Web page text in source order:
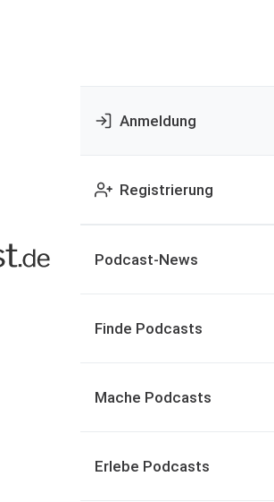
Anmeldung
Registrierung
Podcast-News
Finde Podcasts
Mache Podcasts
Erlebe Podcasts